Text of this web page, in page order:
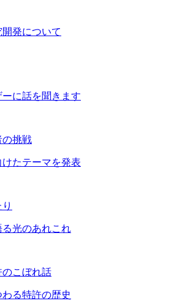
発について
に話を聞きます
の挑戦
たテーマを発表
光のあれこれ
こぼれ話
る特許の歴史